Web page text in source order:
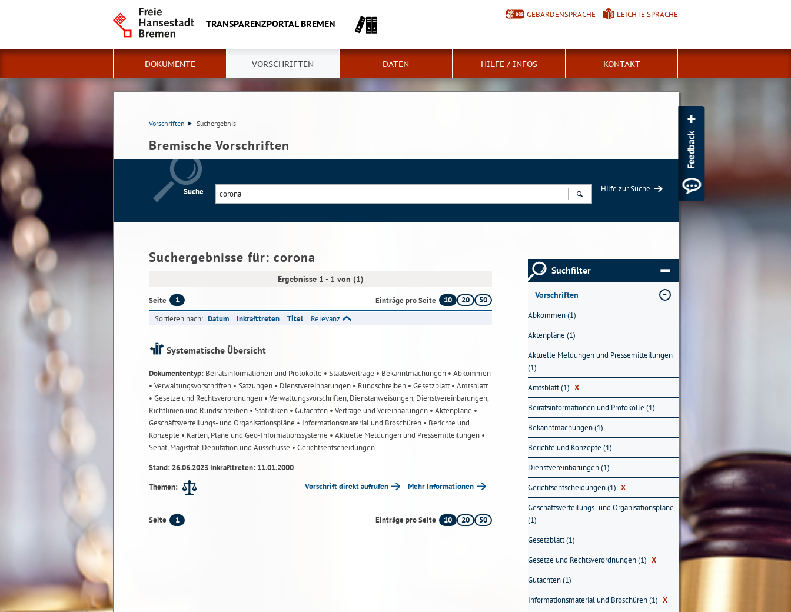
TRANSPARENZPORTAL BREMEN
GEBÄRDENSPRACHE LEICHTE SPRACHE
DOKUMENTE VORSCHRIFTEN DATEN HILFE / INFOS KONTAKT
Vorschriften Suchergebnis
Bremische Vorschriften
Suche
Hilfe zur Suche
Suchergebnisse für: corona
Ergebnisse 1 - 1 von (1)
Seite 1 Einträge pro Seite 10 20
50
Sortieren nach: Datum Inkrafttreten Titel Relevanz
Systematische Übersicht
Dokumententyp: Beiratsinformationen und Protokolle • Staatsverträge • Bekanntmachungen • Abkommen
• Verwaltungsvorschriften • Satzungen • Dienstvereinbarungen • Rundschreiben • Gesetzblatt• Amtsblatt
• Gesetze und Rechtsverordnungen • Verwaltungsvorschriften, Dienstanweisungen, Dienstvereinbarungen,
Richtlinien und Rundschreiben • Statistiken • Gutachten • Verträge und Vereinbarungen • Aktenpläne •
Geschäftsverteilungs- und Organisationspläne • Informationsmaterial und Broschüren • Berichte und
Konzepte • Karten, Pläne und Geo-Informationssysteme • Aktuelle Meldungen und Pressemitteilungen •
Senat, Magistrat, Deputation und Ausschüsse • Gerichtsentscheidungen
Stand: 26.06.2023 Inkrafttreten: 11.01.2000
Themen:
Vorschrift direkt aufrufen Mehr Informationen
Seite 1 Einträge pro Seite 10 20 50
Suchfilter
Vorschriften
Abkommen (1)
Aktenpläne (1)
Aktuelle Meldungen und Pressemitteilungen
(1)
Amtsblatt (1) X
Beiratsinformationen und Protokolle (1)
Bekanntmachungen (1)
Berichte und Konzepte (1)
Dienstvereinbarungen (1)
Gerichtsentscheidungen (1) X
Geschäftsverteilungs- und Organisationspläne
(1)
Gesetzblatt (1)
Gesetze und Rechtsverordnungen (1) X
Gutachten (1)
Informationsmaterial und Broschüren (1) X